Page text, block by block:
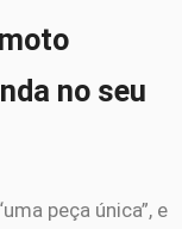
no seu
peça única”, e